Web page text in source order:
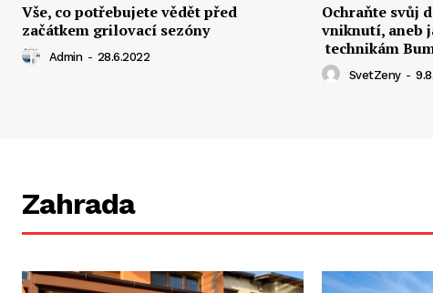
Vše, co potřebujete vědět před
začátkem grilovací sezóny
Admin - 28.6.2022
Ochraňte svůj
vniknutí, aneb
technikám
SvetZeny -
Zahrada